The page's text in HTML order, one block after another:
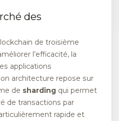
des
de troisième
l’efficacité, la
applications
architecture repose sur
de sharding qui permet
de transactions par
rapide et